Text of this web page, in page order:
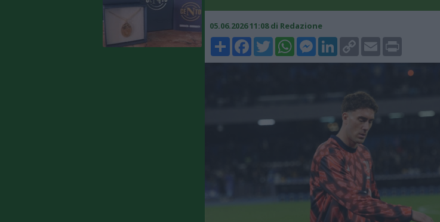
05.06.2026 11:08 di Redazione
ShareFacebookTwitterWhatsAppMessenger
LinkedIn
Copy
Link
Email Print